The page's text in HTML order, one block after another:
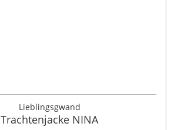
Lieblingsgwand
Trachtenjacke NINA